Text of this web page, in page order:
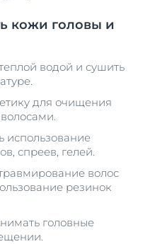
кожи головы и
водой и сушить
для очищения
использование
спреев, гелей.
волос
резинок
головные